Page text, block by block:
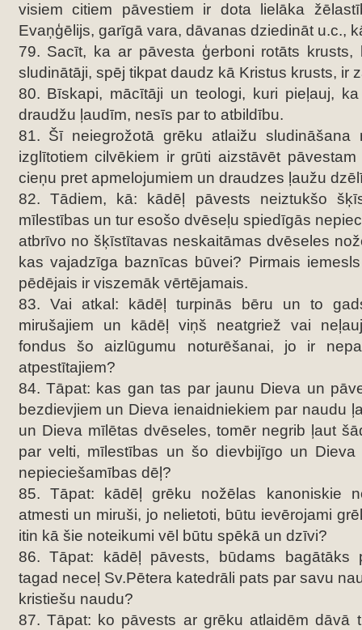
visiem citiem pāvestiem ir dota lielāka
Evaņģēlijs, garīgā vara, dāvanas dziedināt u.c.,
79. Sacīt, ka ar pāvesta ģerboni rotāts krusts,
sludinātāji, spēj tikpat daudz kā Kristus krusts, ir
80. Bīskapi, mācītāji un teologi, kuri pieļauj,
draudžu ļaudīm, nesīs par to atbildību.
81. Šī neiegrožotā grēku atlaižu
izglītotiem cilvēkiem ir grūti aizstāvēt
cieņu pret apmelojumiem un draudzes ļaužu
82. Tādiem, kā: kādēļ pāvests neiztukšo
mīlestības un tur esošo dvēseļu spiedīgās
atbrīvo no šķīstītavas neskaitāmas dvēseles
kas vajadzīga baznīcas būvei? Pirmais
pēdējais ir viszemāk vērtējamais.
83. Vai atkal: kādēļ turpinās bēru un to
mirušajiem un kādēļ viņš neatgriež vai
fondus šo aizlūgumu noturēšanai, jo ir
atpestītajiem?
84. Tāpat: kas gan tas par jaunu Dieva un
bezdievjiem un Dieva ienaidniekiem par naudu
un Dieva mīlētas dvēseles, tomēr negrib ļaut
par velti, mīlestības un šo dievbijīgo un Dieva
nepieciešamības dēļ?
85. Tāpat: kādēļ grēku nožēlas kanoniskie
atmesti un miruši, jo nelietoti, būtu ievērojami
itin kā šie noteikumi vēl būtu spēkā un dzīvi?
86. Tāpat: kādēļ pāvests, būdams bagātāks
tagad neceļ Sv.Pētera katedrāli pats par savu
kristiešu naudu?
87. Tāpat: ko pāvests ar grēku atlaidēm dāvā